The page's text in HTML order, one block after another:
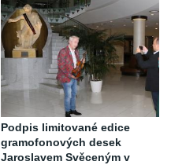
Podpis limitované edice
gramofonových desek
Jaroslavem Svěceným v